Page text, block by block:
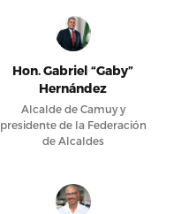
Hon. Gabriel “Gaby”
Hernández
Alcalde de Camuy y
presidente de la Federación
de Alcaldes